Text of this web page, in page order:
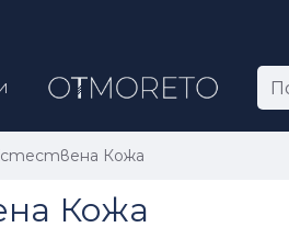
Кожа
Кожа